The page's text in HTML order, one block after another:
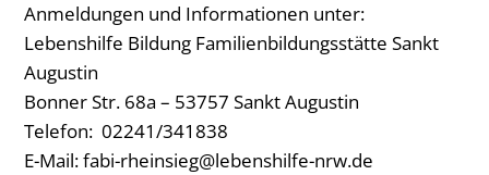
Anmeldungen und Informationen unter:
Lebenshilfe Bildung Familienbildungsstätte Sankt
Augustin
Bonner Str. 68a – 53757 Sankt Augustin
Telefon: 02241/341838
E-Mail:fabi-rheinsieg@lebenshilfe-nrw.de